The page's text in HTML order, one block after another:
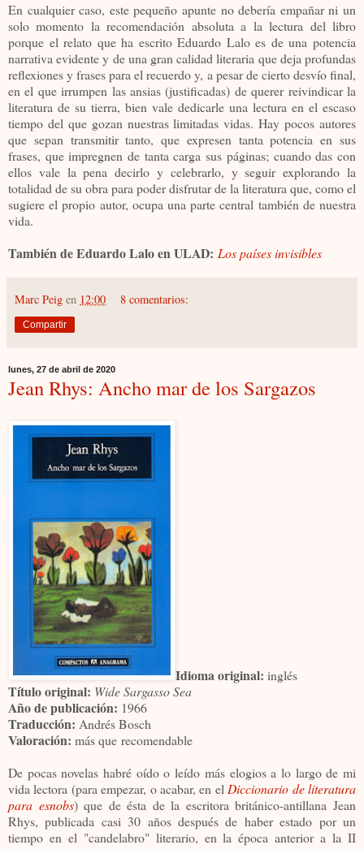
En cualquier caso, este pequeño apunte no debería empañar ni un
solo momento la recomendación absoluta a la lectura del libro
porque el relato que ha escrito Eduardo Lalo es de una potencia
narrativa evidente y de una gran calidad literaria que deja profundas
reflexiones y frases para el recuerdo y, a pesar de cierto desvío final,
en el que irrumpen las ansias (justificadas) de querer reivindicar la
literatura de su tierra, bien vale dedicarle una lectura en el escaso
tiempo del que gozan nuestras limitadas vidas. Hay pocos autores
que sepan transmitir tanto, que expresen tanta potencia en sus
frases, que impregnen de tanta carga sus páginas; cuando das con
ellos vale la pena decirlo y celebrarlo, y seguir explorando la
totalidad de su obra para poder disfrutar de la literatura que, como el
sugiere el propio autor, ocupa una parte central también de nuestra
vida.
También de Eduardo Lalo en ULAD: Los países invisibles
Marc Peig en 12:00 8 comentarios:
Compartir
lunes, 27 de abril de 2020
Jean Rhys: Ancho mar de los Sargazos
Idioma original: inglés
Título original: Wide Sargasso Sea
Año de publicación: 1966
Traducción: Andrés Bosch
Valoración: más que recomendable
De pocas novelas habré oído o leído más elogios a lo largo de mi
vida lectora (para empezar, o acabar, en el Diccionario de literatura
para esnobs) que de ésta de la escritora británico-antillana Jean
Rhys, publicada casi 30 años después de haber estado por un
tiempo en el "candelabro" literario, en la época anterior a la II